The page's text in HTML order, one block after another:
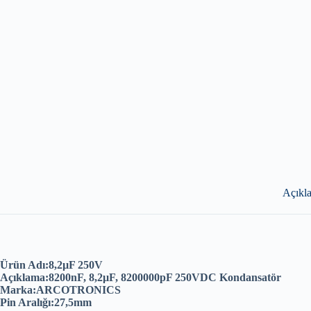
Ürün Adı:8,2µF 250V
Açıklama:8200nF, 8,2µF, 8200000pF 250VDC Kondansatör
Marka:ARCOTRONICS
Pin Aralığı:27,5mm